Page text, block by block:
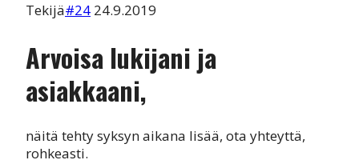
Tekijä#24 24.9.2019
Arvoisa lukijani ja
asiakkaani,
näitä tehty syksyn aikana lisää, ota yhteyttä,
rohkeasti.